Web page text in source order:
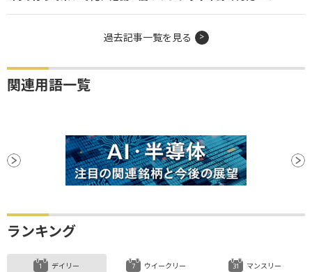
過去記事一覧を見る
関連用語一覧
ランキング
デイリー ウイークリー マンスリー